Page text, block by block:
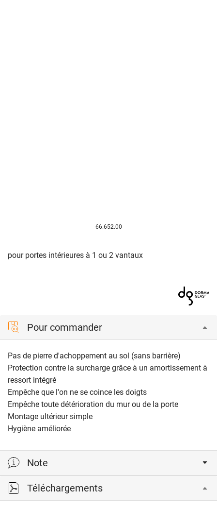
66.652.00
pour portes intérieures à 1 ou 2 vantaux
Pour commander
Pas de pierre d'achoppement au sol (sans barrière)
Protection contre la surcharge grâce à un amortissement à
ressort intégré
Empêche que l'on ne se coince les doigts
Empêche toute détérioration du mur ou de la porte
Montage ultérieur simple
Hygiène améliorée
Note
neconvient pas pour une utilisation avec des saunas,
piscines ou bassins d'eau salée
Téléchargements